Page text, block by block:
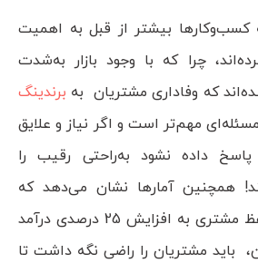
بیشتر از قبل به اهمیت
چرا که با وجود بازار به‌شدت
که وفاداری مشتریان به برندینگ
مهم‌تر است و اگر نیاز و علایق
داده نشود به‌راحتی رقیب را
همچنین آمارها نشان می‌دهد که
بهبود 5 درصدی در حفظ مشتری به افزایش 25 درصدی درآمد
باید مشتریان را راضی نگه داشت تا